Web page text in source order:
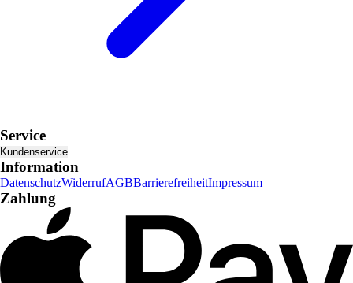
Service
Kundenservice
Information
DatenschutzWiderrufAGBBarrierefreiheitImpressum
Zahlung